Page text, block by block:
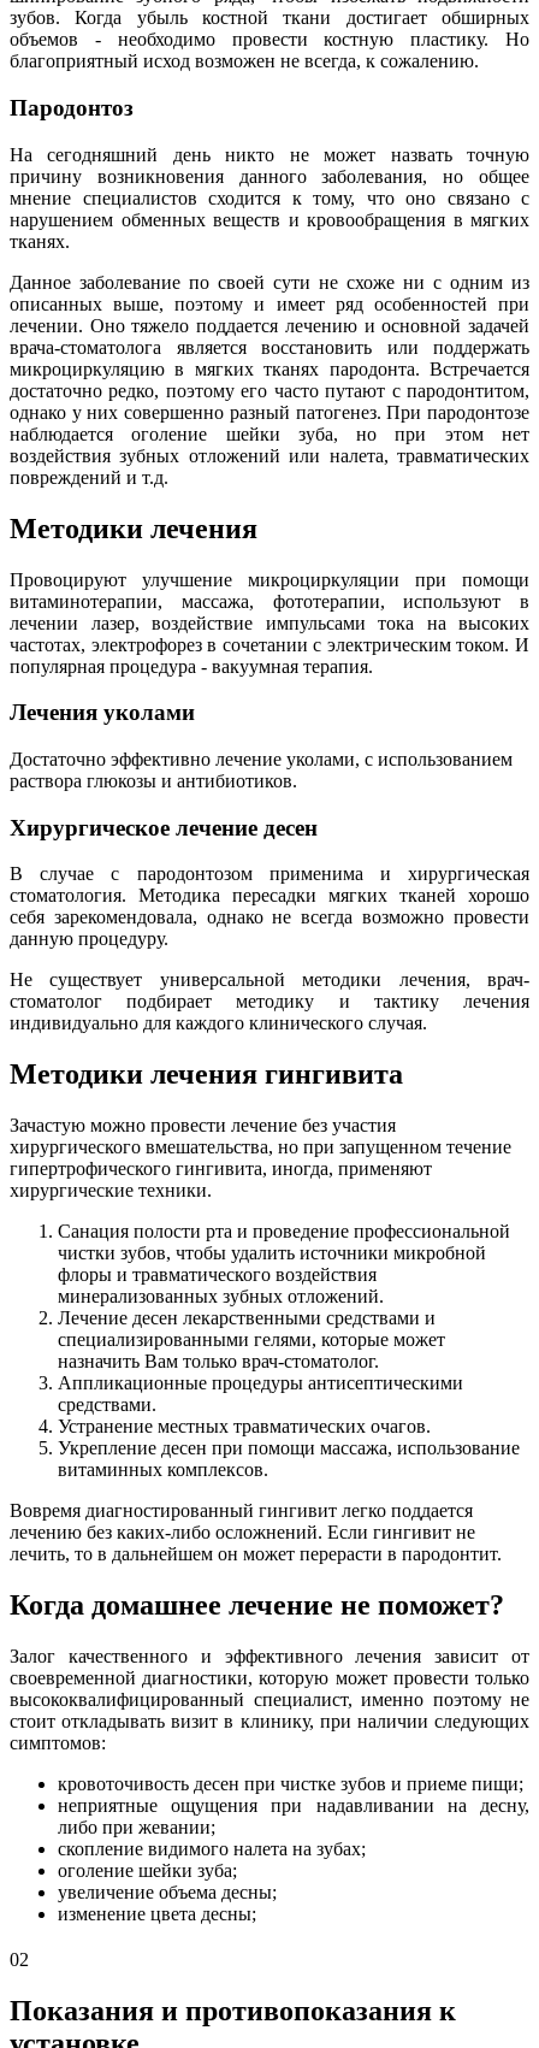
зубов. Когда убыль костной ткани достигает обширных
объемов - необходимо провести костную пластику. Но
благоприятный исход возможен не всегда, к сожалению.
Пародонтоз
На сегодняшний день никто не может назвать точную
причину возникновения данного заболевания, но общее
мнение специалистов сходится к тому, что оно связано с
нарушением обменных веществ и кровообращения в мягких
тканях.
Данное заболевание по своей сути не схоже ни с одним из
описанных выше, поэтому и имеет ряд особенностей при
лечении. Оно тяжело поддается лечению и основной задачей
врача-стоматолога является восстановить или поддержать
микроциркуляцию в мягких тканях пародонта. Встречается
достаточно редко, поэтому его часто путают с пародонтитом,
однако у них совершенно разный патогенез. При пародонтозе
наблюдается оголение шейки зуба, но при этом нет
воздействия зубных отложений или налета, травматических
повреждений и т.д.
Методики лечения
Провоцируют улучшение микроциркуляции при помощи
витаминотерапии, массажа, фототерапии, используют в
лечении лазер, воздействие импульсами тока на высоких
частотах, электрофорез в сочетании с электрическим током. И
популярная процедура - вакуумная терапия.
Лечения уколами
Достаточно эффективно лечение уколами, с использованием
раствора глюкозы и антибиотиков.
Хирургическое лечение десен
В случае с пародонтозом применима и хирургическая
стоматология. Методика пересадки мягких тканей хорошо
себя зарекомендовала, однако не всегда возможно провести
данную процедуру.
Не существует универсальной методики лечения, врач-
стоматолог подбирает методику и тактику лечения
индивидуально для каждого клинического случая.
Методики лечения гингивита
Зачастую можно провести лечение без участия
хирургического вмешательства, но при запущенном течение
гипертрофического гингивита, иногда, применяют
хирургические техники.
Санация полости рта и проведение профессиональной
чистки зубов, чтобы удалить источники микробной
флоры и травматического воздействия
минерализованных зубных отложений.
Лечение десен лекарственными средствами и
специализированными гелями, которые может
назначить Вам только врач-стоматолог.
Аппликационные процедуры антисептическими
средствами.
Устранение местных травматических очагов.
Укрепление десен при помощи массажа, использование
витаминных комплексов.
Вовремя диагностированный гингивит легко поддается
лечению без каких-либо осложнений. Если гингивит не
лечить, то в дальнейшем он может перерасти в пародонтит.
Когда домашнее лечение не поможет?
Залог качественного и эффективного лечения зависит от
своевременной диагностики, которую может провести только
высококвалифицированный специалист, именно поэтому не
стоит откладывать визит в клинику, при наличии следующих
симптомов:
кровоточивость десен при чистке зубов и приеме пищи;
неприятные ощущения при надавливании на десну,
либо при жевании;
скопление видимого налета на зубах;
оголение шейки зуба;
увеличение объема десны;
изменение цвета десны;
02
Показания и противопоказания к